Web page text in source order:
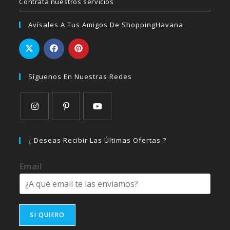
Avísales A Tus Amigos De ShoppingHavana
Síguenos En Nuestras Redes
abre
una
nueva
pestaña
abre
abre
¿ Deseas Recibir Las Últimas Ofertas ?
Email
SI QUIERO